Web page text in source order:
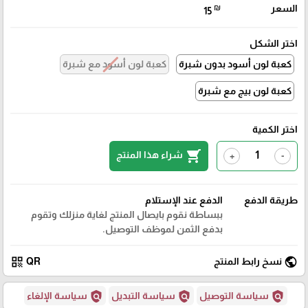
السعر 15 ₪
اختر الشكل
كعبة لون أسود بدون شبرة
كعبة لون أسود مع شبرة
كعبة لون بيج مع شبرة
اختر الكمية
-
+
shopping_cart شراء هذا المنتج
طريقة الدفع
الدفع عند الإستلام
ببساطة نقوم بايصال المنتج لغاية منزلك وتقوم
بدفع الثمن لموظف التوصيل.
public نسخ رابط المنتج QR
qr_code
policy سياسة التوصيل policy سياسة التبديل policy سياسة الإلغاء